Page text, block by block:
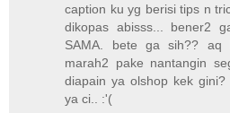
caption ku yg berisi tips n
dikopas abisss... bener2
SAMA. bete ga sih??
marah2 pake nantangin
diapain ya olshop kek
ya ci.. :'(